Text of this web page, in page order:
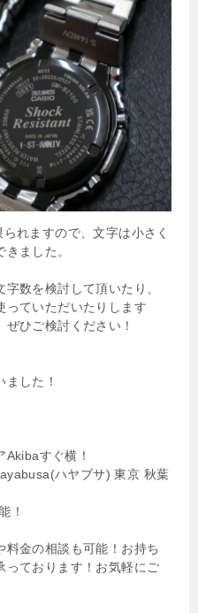
れますので、文字は小さく
ました。
数を検討して頂いたり、
っていただいたりします
ひご検討ください！
した！
Akibaすぐ横！
ハヤブサ) 東京 秋葉
！
料金の相談も可能！お持ち
っております！お気軽にご